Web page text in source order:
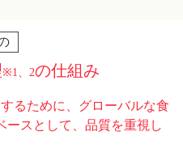
※1、2の仕組み
るために、グローバルな食
ースとして、品質を重視し